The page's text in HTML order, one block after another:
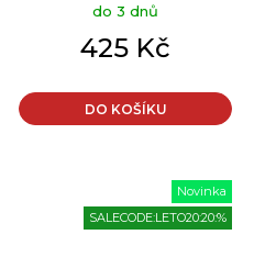
do 3 dnů
425 Kč
DO KOŠÍKU
Novinka
SALECODE:LETO20:20:%